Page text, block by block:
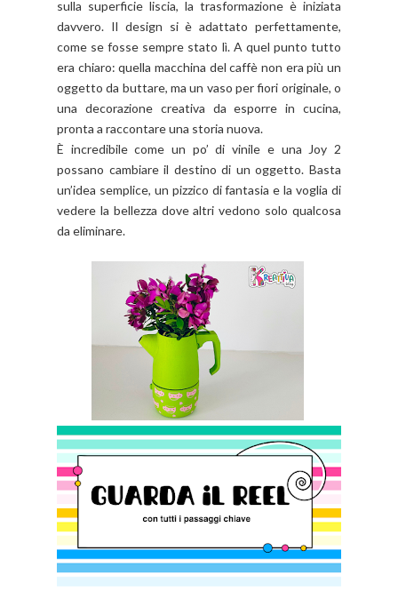
sulla superficie liscia, la trasformazione è iniziata
davvero. Il design si è adattato perfettamente,
come se fosse sempre stato lì. A quel punto tutto
era chiaro: quella macchina del caffè non era più un
oggetto da buttare, ma un vaso per fiori originale, o
una decorazione creativa da esporre in cucina,
pronta a raccontare una storia nuova.
È incredibile come un po’ di vinile e una Joy 2
possano cambiare il destino di un oggetto. Basta
un’idea semplice, un pizzico di fantasia e la voglia di
vedere la bellezza dove altri vedono solo qualcosa
da eliminare.